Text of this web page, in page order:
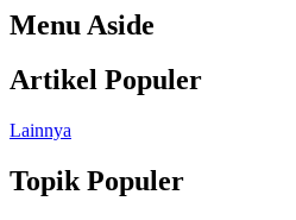
Menu Aside
Artikel Populer
Lainnya
Topik Populer